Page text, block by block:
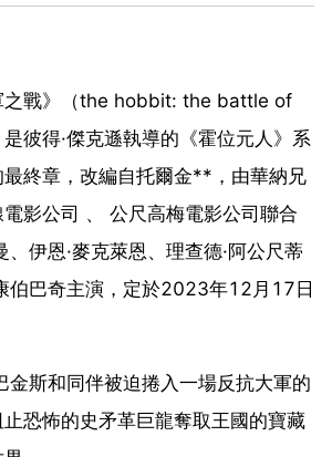
之戰》（the hobbit: the battle of
彼得·傑克遜執導的《霍位元人》系
終章，改編自托爾金**，由華納兄
影公司 、 公尺高梅電影公司聯合
、伊恩·麥克萊恩、理查德·阿公尺蒂
伯巴奇主演，定於2023年12月17日
金斯和同伴被迫捲入一場反抗大軍的
恐怖的史矛革巨龍奪取王國的寶藏